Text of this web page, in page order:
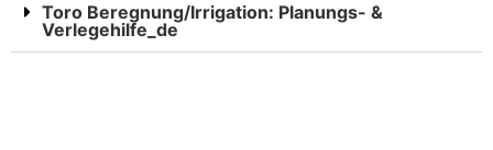
Toro Beregnung/Irrigation: Planungs- &
Verlegehilfe_de